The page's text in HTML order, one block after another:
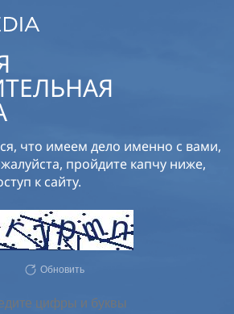
что имеем дело именно с вами,
пройдите капчу ниже,
к сайту.
Обновить